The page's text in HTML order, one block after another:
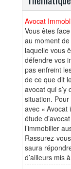
Avocat
Vous êtes
au moment
laquelle vous
défendre vos
pas enfreint
de ce que dit
avocat qui
situation.
avec « Avocat
étude
l’immobilier
Rassurez-
saura
d’ailleurs mis